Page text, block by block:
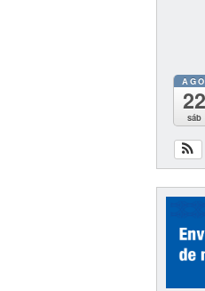
AGO
22
sáb